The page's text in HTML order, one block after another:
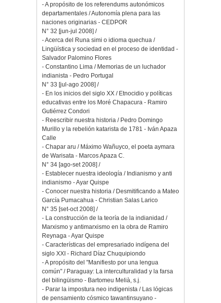
- A propósito de los referendums autonómicos
departamentales / Autonomía plena para las
naciones originarias - CEDPOR
N° 32 [jun-jul 2008] /
- Acerca del Runa simi o idioma quechua /
Lingüística y sociedad en el proceso de identidad -
Salvador Palomino Flores
- Constantino Lima / Memorias de un luchador
indianista - Pedro Portugal
N° 33 [jul-ago 2008] /
- En los inicios del siglo XX / Etnocidio y políticas
educativas entre los Moré Chapacura - Ramiro
Gutiérrez Condori
- Reescribir nuestra historia / Pedro Domingo
Murillo y la rebelión katarista de 1781 - Iván Apaza
Calle
- Chapar aru / Máximo Wañuyco, el poeta aymara
de Warisata - Marcos Apaza C.
N° 34 [ago-set 2008] /
- Establecer nuestra ideología / Indianismo y anti
indianismo - Ayar Quispe
- Conocer nuestra historia / Desmitificando a Mateo
García Pumacahua - Christian Salas Larico
N° 35 [set-oct 2008] /
- La construcción de la teoría de la indianidad /
Marxismo y antimarxismo en la obra de Ramiro
Reynaga - Ayar Quispe
- Características del empresariado indígena del
siglo XXI - Richard Díaz Chuquipiondo
- A propósito del "Manifiesto por una lengua
común" / Paraguay: La interculturalidad y la farsa
del bilingüismo - Bartomeu Melià, s.j.
- Parar la impostura neo indigenista / Las lógicas
de pensamiento cósmico tawantinsuyano -